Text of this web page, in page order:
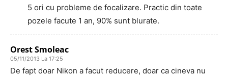
5 ori cu probleme de focalizare. Practic din toate
pozele facute 1 an, 90% sunt blurate.
Orest Smoleac
05/11/2013 La 17:25
De fapt doar Nikon a facut reducere, doar ca cineva nu